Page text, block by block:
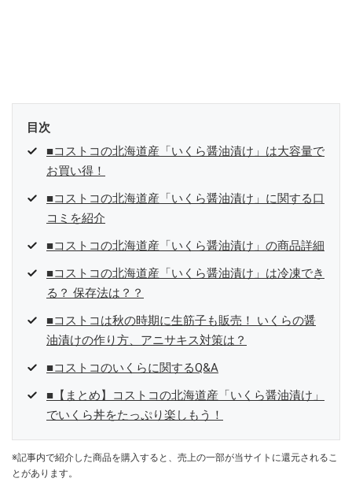
目次
■コストコの北海道産「いくら醤油漬け」は大容量で
お買い得！
■コストコの北海道産「いくら醤油漬け」に関する口
コミを紹介
■コストコの北海道産「いくら醤油漬け」の商品詳細
■コストコの北海道産「いくら醤油漬け」は冷凍でき
る？ 保存法は？？
■コストコは秋の時期に生筋子も販売！ いくらの醤
油漬けの作り方、アニサキス対策は？
■コストコのいくらに関するQ&A
■【まとめ】コストコの北海道産「いくら醤油漬け」
でいくら丼をたっぷり楽しもう！
※記事内で紹介した商品を購入すると、売上の一部が当サイトに還元されるこ
とがあります。